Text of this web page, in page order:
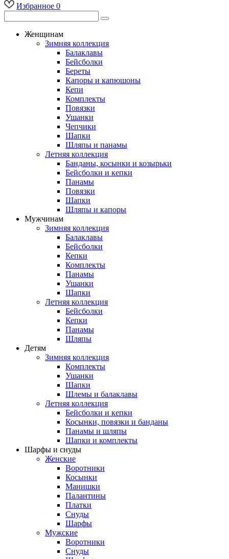
Избранное 0
Женщинам
Зимняя коллекция
Балаклавы
Бейсболки
Береты
Капоры и капюшоны
Кепи
Комплекты
Повязки
Ушанки
Чепчики
Шапки
Шляпы и панамы
Летняя коллекция
Банданы, косынки и козырьки
Бейсболки и кепки
Панамы
Повязки
Шапки
Шляпы и капоры
Мужчинам
Зимняя коллекция
Балаклавы
Бейсболки
Кепки
Комплекты
Панамы
Ушанки
Шапки
Летняя коллекция
Бейсболки
Кепки
Панамы
Шляпы
Детям
Зимняя коллекция
Комплекты
Ушанки
Шапки
Шлемы и балаклавы
Летняя коллекция
Бейсболки и кепки
Косынки, повязки и банданы
Панамы и шляпы
Шапки и комплекты
Шарфы и снуды
Женские
Воротники
Косынки
Манишки
Палантины
Платки
Снуды
Шарфы
Мужские
Воротники
Снуды